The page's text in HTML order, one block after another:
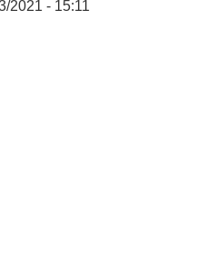
2021 - 15:11